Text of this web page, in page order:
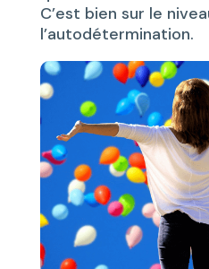
C’est bien sur le
l’autodétermination.